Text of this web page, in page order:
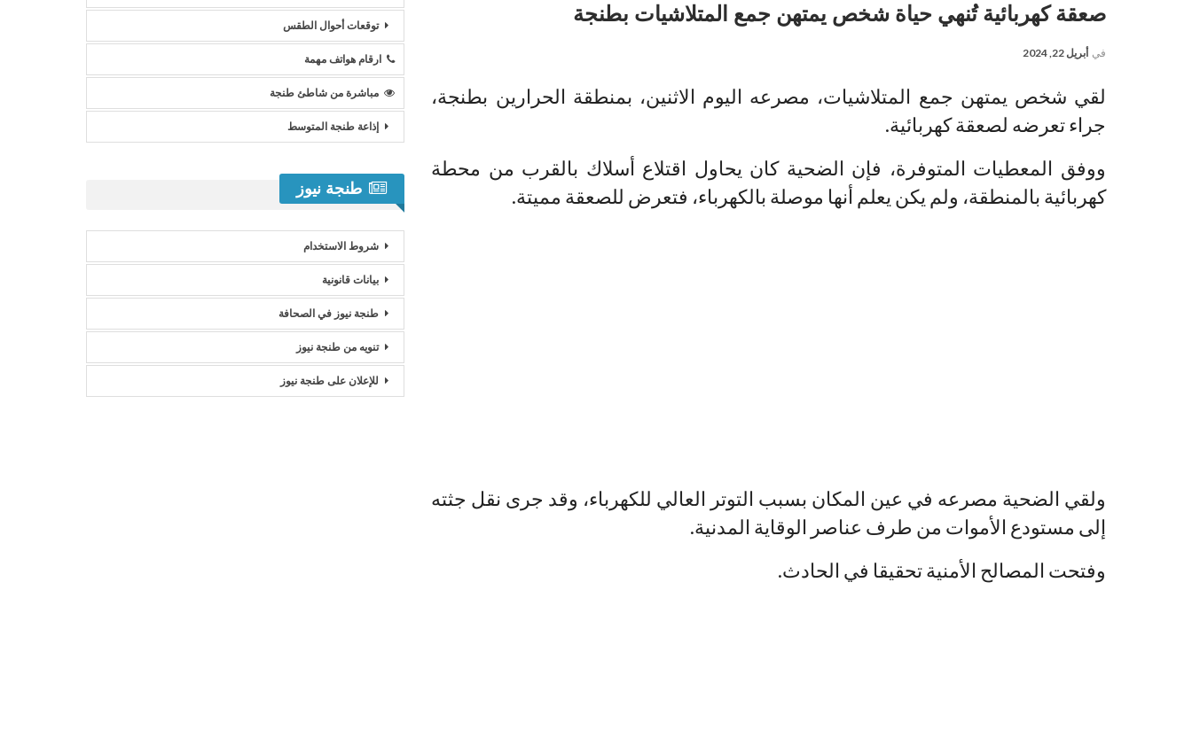
صعقة كهربائية تُنهي حياة شخص يمتهن جمع المتلاشيات بطنجة
في أبريل 22, 2024
لقي شخص يمتهن جمع المتلاشيات، مصرعه اليوم الاثنين، بمنطقة الحرارين بطنجة،
جراء تعرضه لصعقة كهربائية.
ووفق المعطيات المتوفرة، فإن الضحية كان يحاول اقتلاع أسلاك بالقرب من محطة
كهربائية بالمنطقة، ولم يكن يعلم أنها موصلة بالكهرباء، فتعرض للصعقة مميتة.
ولقي الضحية مصرعه في عين المكان بسبب التوتر العالي للكهرباء، وقد جرى نقل جثته
إلى مستودع الأموات من طرف عناصر الوقاية المدنية.
وفتحت المصالح الأمنية تحقيقا في الحادث.
توقعات أحوال الطقس
ارقام هواتف مهمة
مباشرة من شاطئ طنجة
إذاعة طنجة المتوسط
طنجة نيوز
شروط الاستخدام
بيانات قانونية
طنجة نيوز في الصحافة
تنويه من طنجة نيوز
للإعلان على طنجة نيوز